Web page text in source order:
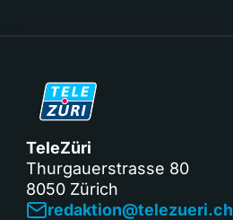
TeleZüri
Thurgauerstrasse 80
8050 Zürich
redaktion@telezueri.ch